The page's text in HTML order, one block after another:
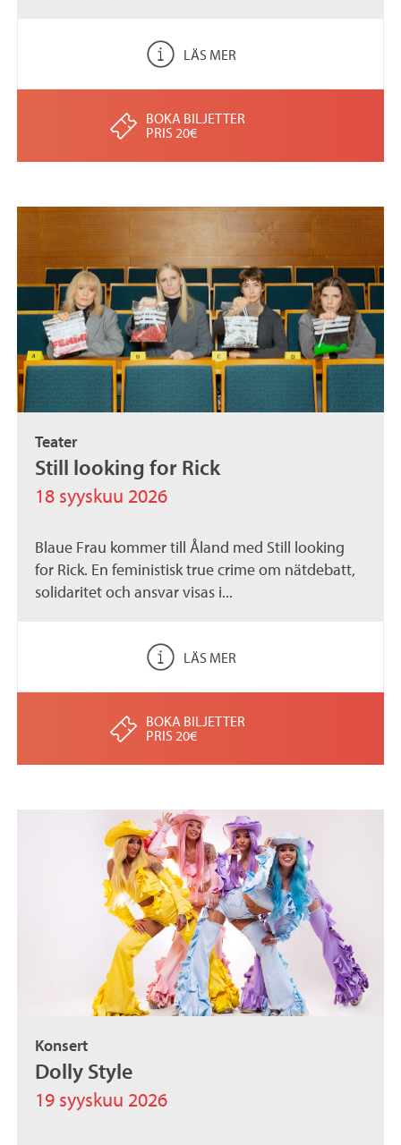
LÄS MER
BOKA BILJETTER
PRIS 20€
Teater
Still looking for Rick
18 syyskuu 2026
Blaue Frau kommer till Åland med Still looking
for Rick. En feministisk true crime om nätdebatt,
solidaritet och ansvar visas i...
LÄS MER
BOKA BILJETTER
PRIS 20€
Konsert
Dolly Style
19 syyskuu 2026